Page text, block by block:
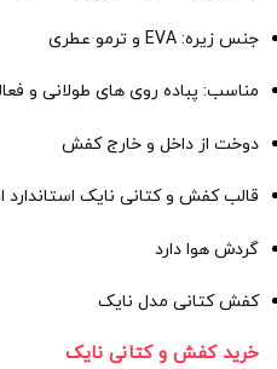
جنس زیره: EVA و ترمو عطری
مناسب: پباده روی های طولانی و
دوخت از داخل و خارج کفش
قالب کفش و کتانی نایک
گردش هوا دارد
کفش کتانی مدل نایک
خرید کفش و کتانی نایک